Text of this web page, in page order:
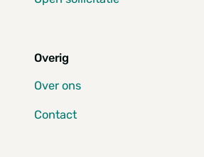
Overig
Over ons
Contact